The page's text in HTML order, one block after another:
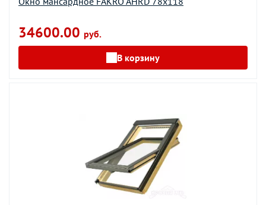
34600.00 руб.
В корзину